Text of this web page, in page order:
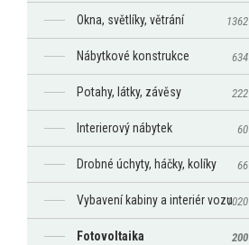
Okna, světlíky, větrání 1362
Nábytkové konstrukce 634
Potahy, látky, závěsy 222
Interierový nábytek 60
Drobné úchyty, háčky, kolíky 66
Vybavení kabiny a interiér vozu1020
Fotovoltaika 200